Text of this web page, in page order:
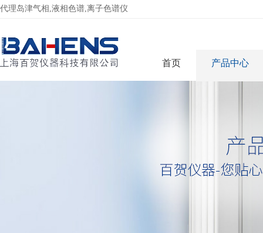
代理岛津气相,液相色谱,离子色谱仪
首页 产品中心